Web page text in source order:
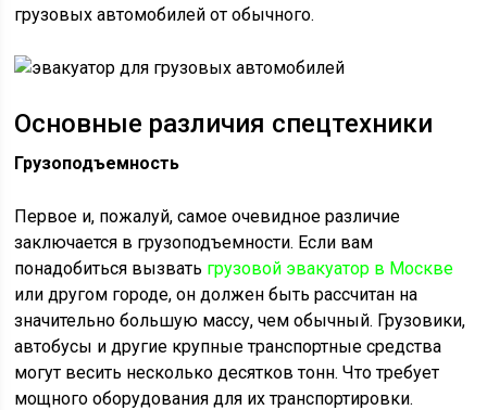
грузовых автомобилей от обычного.
Основные различия спецтехники
Грузоподъемность
Первое и, пожалуй, самое очевидное различие
заключается в грузоподъемности. Если вам
понадобиться вызвать грузовой эвакуатор в Москве
или другом городе, он должен быть рассчитан на
значительно большую массу, чем обычный. Грузовики,
автобусы и другие крупные транспортные средства
могут весить несколько десятков тонн. Что требует
мощного оборудования для их транспортировки.